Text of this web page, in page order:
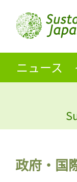
ニュース
政府・国